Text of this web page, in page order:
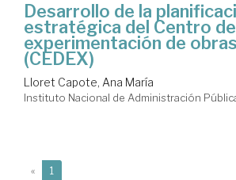
Desarrollo de la
estratégica del Centro
experimentación de
(CEDEX)
Lloret Capote, Ana María
Instituto Nacional de Administración
« 1